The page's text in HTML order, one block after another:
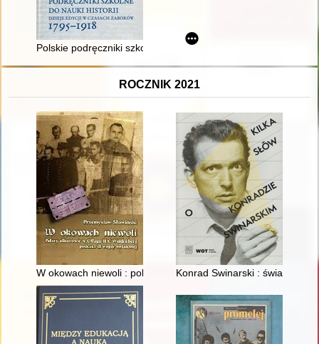
Polskie podręczniki szkolne do nauki historii : dzieje edycji w
ROCZNIK 2021
W okowach niewoli : polscy oficerowie w Oflagu II C
Konrad Swinarski : świat jako